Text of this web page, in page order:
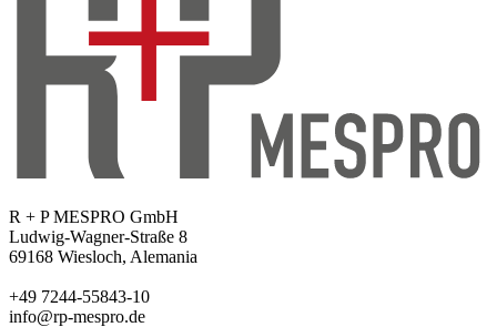
R + P MESPRO GmbH
Ludwig-Wagner-Straße 8
69168 Wiesloch, Alemania
+49 7244-55843-10
info@rp-mespro.de